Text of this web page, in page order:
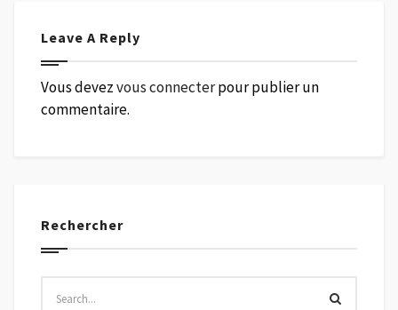
Leave A Reply
Vous devezvous connecterpour publier un
commentaire.
Rechercher